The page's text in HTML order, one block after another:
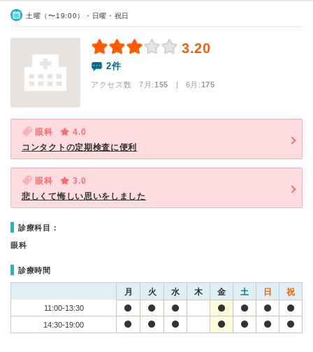
土曜（〜19:00）・日曜・祝日
3.20
2件
アクセス数 7月:155 | 6月:175
眼科
4.0
コンタクトの定期検査に便利
眼科
3.0
悲しくて悔しい思いをしました
診療科目：
眼科
診療時間
月 火 水 木 金 土 日 祝
11:00-13:30
14:30-19:00